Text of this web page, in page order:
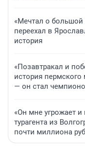
«Мечтал о большой
переехал в
история
«Позавтракал и
история
— он стал
«Он мне угрожает
турагента из
почти миллиона